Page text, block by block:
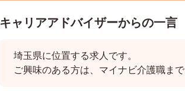
キャリアアドバイザーからの一言
埼玉県に位置する求人です。
ご興味のある方は、マイナビ介護職ま